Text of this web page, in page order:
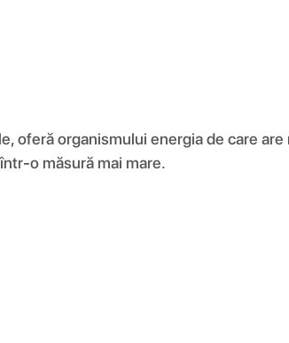
oferă organismului energia de care
o măsură mai mare.